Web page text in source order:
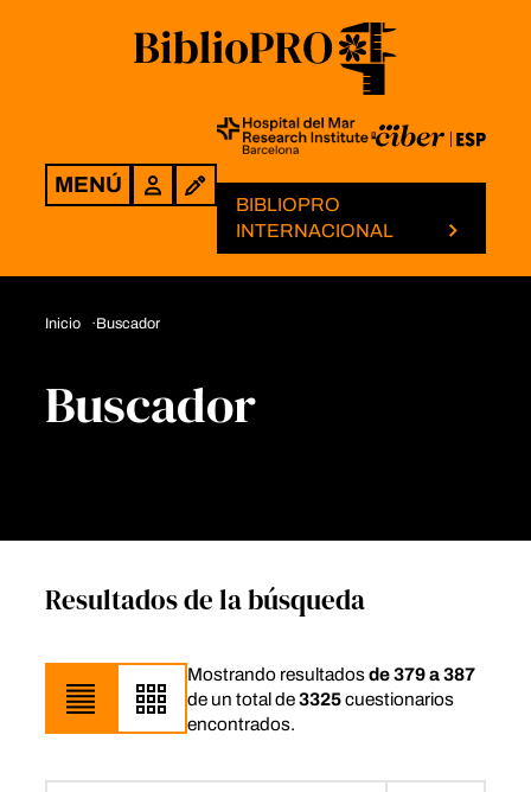
MENÚ Login
BIBLIOPRO
INTERNACIONAL
Inicio Buscador
Buscador
Resultados de la búsqueda
Mostrando resultadosde 379 a 387
de un total de3325cuestionarios
encontrados.